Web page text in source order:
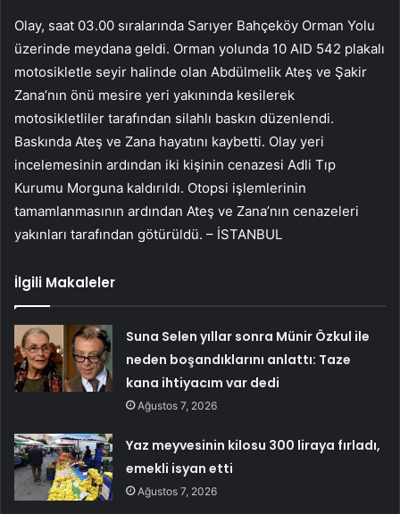
Olay, saat 03.00 sıralarında Sarıyer Bahçeköy Orman Yolu
üzerinde meydana geldi. Orman yolunda 10 AID 542 plakalı
motosikletle seyir halinde olan Abdülmelik Ateş ve Şakir
Zana’nın önü mesire yeri yakınında kesilerek
motosikletliler tarafından silahlı baskın düzenlendi.
Baskında Ateş ve Zana hayatını kaybetti. Olay yeri
incelemesinin ardından iki kişinin cenazesi Adli Tıp
Kurumu Morguna kaldırıldı. Otopsi işlemlerinin
tamamlanmasının ardından Ateş ve Zana’nın cenazeleri
yakınları tarafından götürüldü. – İSTANBUL
İlgili Makaleler
Suna Selen yıllar sonra Münir Özkul ile
neden boşandıklarını anlattı: Taze
kana ihtiyacım var dedi
Ağustos 7, 2026
Yaz meyvesinin kilosu 300 liraya fırladı,
emekli isyan etti
Ağustos 7, 2026